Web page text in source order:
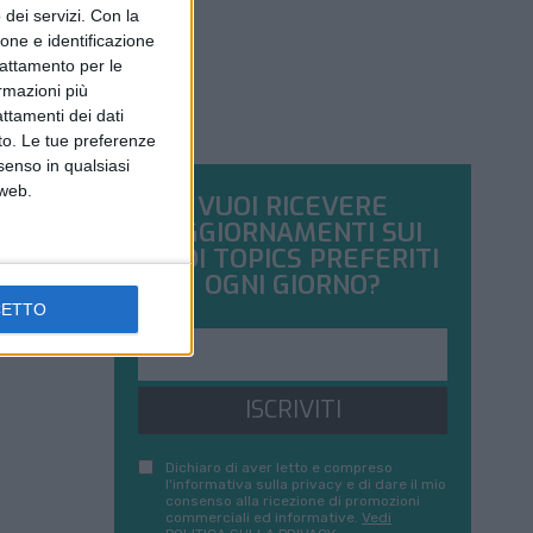
servizi. Con la
e identificazione
per le
più
dei dati
Le tue preferenze
in qualsiasi
VUOI RICEVERE
AGGIORNAMENTI SUI
TUOI TOPICS PREFERITI
OGNI GIORNO?
ISCRIVITI
Dichiaro di aver letto e compreso
l'informativa sulla privacy e di dare il mio
consenso alla ricezione di promozioni
commerciali ed informative. Vedi